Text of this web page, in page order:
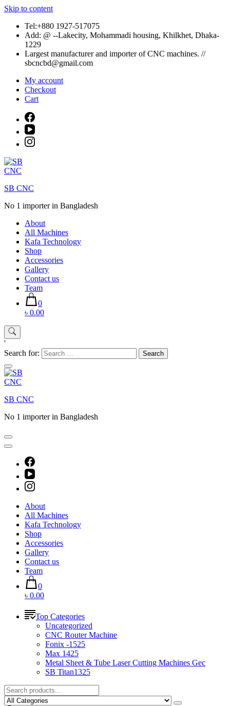
Skip to content
Tel:+880 1927-517075
Add: @ --Lakecity, Mohammadi housing, Khilkhet, Dhaka-
1229
Largest manufacturer and importer of CNC machines. //
sbcncbd@gmail.com
My account
Checkout
Cart
SB CNC
No 1 importer in Bangladesh
About
All Machines
Kafa Technology
Shop
Accessories
Gallery
Contact us
Team
0
৳ 0.00
'
Search for:
SB CNC
No 1 importer in Bangladesh
About
All Machines
Kafa Technology
Shop
Accessories
Gallery
Contact us
Team
0
৳ 0.00
Top Categories
Uncategorized
CNC Router Machine
Fonix -1525
Max 1425
Metal Sheet & Tube Laser Cutting Machines Gec
SB Titan1325